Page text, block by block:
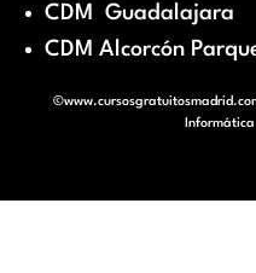
CDM Guadalajara
CDM Alcorcón